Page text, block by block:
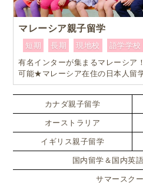
マレーシア親子留学
短期 長期 現地校 語学学校
有名インターが集まるマレーシ
可能★マレーシア在住の日本人留
お一人おひとりに合ったワンラン
カスタマイズ
カナダ親子留学
オーストラリア
イギリス親子留学
国内留学＆国内英
サマースク